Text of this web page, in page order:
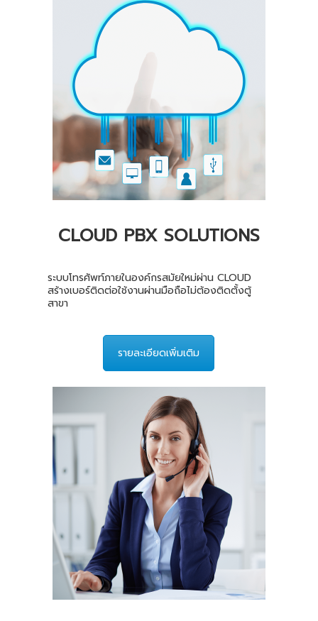
CLOUD PBX SOLUTIONS
ระบบโทรศัพท์ภายในองค์กรสมัยใหม่ผ่าน CLOUD
สร้างเบอร์ติดต่อใช้งานผ่านมือถือไม่ต้องติดตั้งตู้
สาขา
รายละเอียดเพิ่มเติม